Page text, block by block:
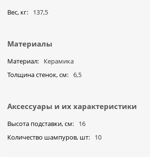
Вес, кг 137,5
Материалы
Материал
Керамика
Толщина стенок, см
6,5
Аксессуары и их характеристики
Высота подставки, см
16
Количество шампуров, шт
10